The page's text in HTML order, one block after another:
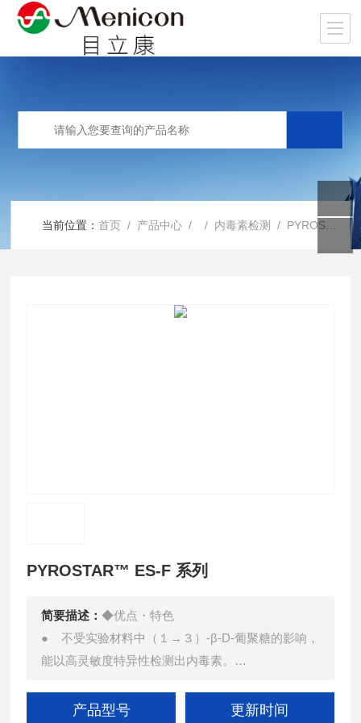
当前位置：首页 / 产品中心 / / 内毒素检测 / PYROSTAR™ ES-F 系列
PYROSTAR™ ES-F 系列
简要描述：◆优点・特色
● 不受实验材料中（１→３）-β-D-葡聚糖的影响，
能以高灵敏度特异性检测出内毒素。
e No1762）。
产品型号 更新时间